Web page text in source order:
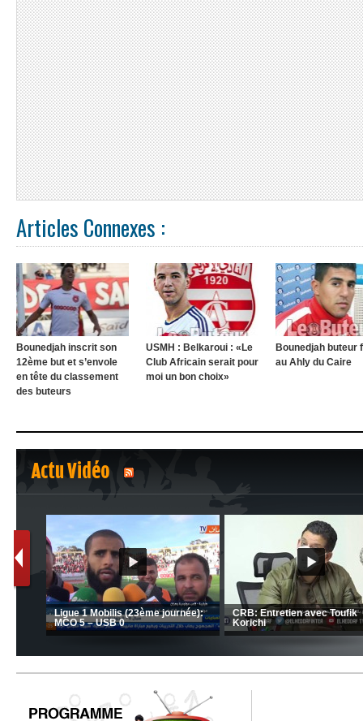
Articles Connexes :
Bounedjah inscrit son
12ème but et s’envole
en tête du classement
des buteurs
USMH : Belkaroui : «Le
Club Africain serait pour
moi un bon choix»
Bounedjah buteur
au Ahly du Caire
Actu Vidéo
1 2
MCA: Kaci-Saïd évoque le
succès du Mouloudia face
MFM
JSK: Brahim Zafour évoque la
situation du club